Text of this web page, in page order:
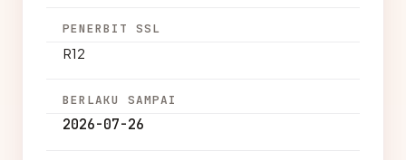
PENERBIT SSL
R12
BERLAKU SAMPAI
2026-07-26